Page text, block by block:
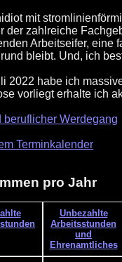
mit
der zahlreiche
Arbeitseifer, eine
bleibt. Und, ich
2022 habe ich
vorliegt erhalte ich
Werdegang
Terminkalender
pro Jahr
Unbezahlte
Arbeitsstunden
und
Ehrenamtliches